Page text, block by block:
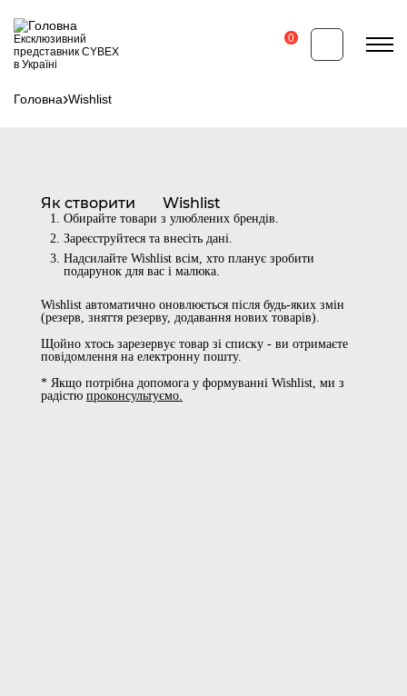
до
основного
вмісту
Ексклюзивний
представник CYBEX
в Україні
0
Головна Wishlist
Як створити Wishlist
Обирайте товари з улюблених брендів.
Зареєструйтеся та внесіть дані.
Надсилайте Wishlist всім, хто планує зробити
подарунок для вас і малюка.
Wishlist автоматично оновлюється після будь-яких змін
(резерв, зняття резерву, додавання нових товарів).
Щойно хтось зарезервує товар зі списку - ви отримаєте
повідомлення на електронну пошту.
* Якщо потрібна допомога у формуванні Wishlist, ми з
радістю проконсультуємо.